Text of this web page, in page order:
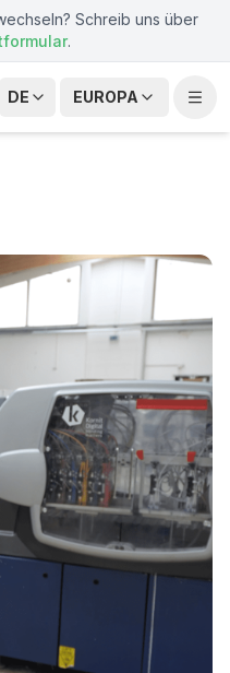
Schreib uns über
.
DE EUROPA